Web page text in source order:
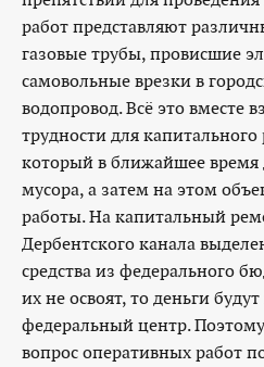
работ представляют
газовые трубы, провисшие
самовольные врезки в
водопровод. Всё это вместе
трудности для
который в ближайшее
мусора, а затем на этом
работы. На капитальный
Дербентского канала
средства из федерального
их не освоят, то деньги
федеральный центр. Поэтому
вопрос оперативных работ